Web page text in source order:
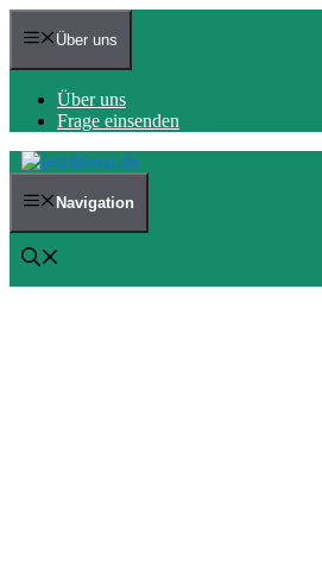
Zum
Inhalt Über uns
Über uns
Frage einsenden
Navigation